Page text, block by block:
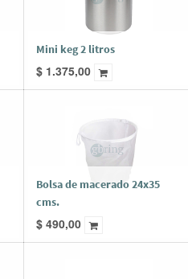
Mini keg 2 litros
$ 1.375,00
Bolsa de macerado 24x35
cms.
$ 490,00